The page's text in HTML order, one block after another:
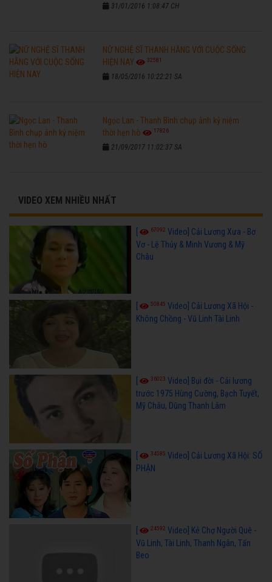
31/01/2016 1:08:47 CH
NỮ NGHỆ SĨ THANH HẰNG VỚI CUỘC SỐNG
HIỆN NAY
32581
18/05/2016 10:22:21 SA
Ngọc Lan - Thanh Bình chụp ảnh kỷ niệm
thời hẹn hò
17826
21/09/2017 11:02:37 SA
VIDEO XEM NHIỀU NHẤT
[ 67092 Video] Cải Lương Xưa - Bơ
Vơ - Lệ Thủy & Minh Vương & Mỹ
Châu
50845 Video] Cải Lương Xã Hội -
Không Chồng - Vũ Linh Tài Linh
36023 Video] Bụi đời - Cải lương
trước 1975 Hùng Cường, Bạch Tuyết,
Mỹ Châu, Dũng Thanh Lâm
34585 Video] Cải Lương Xã Hội: SỐ
PHẬN
24592 Video] Kẻ Chợ Người Quê -
Vũ Linh, Tài Linh, Thanh Ngân, Tấn
Beo